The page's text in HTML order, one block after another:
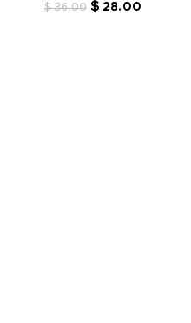
$36.00 $ 28.00